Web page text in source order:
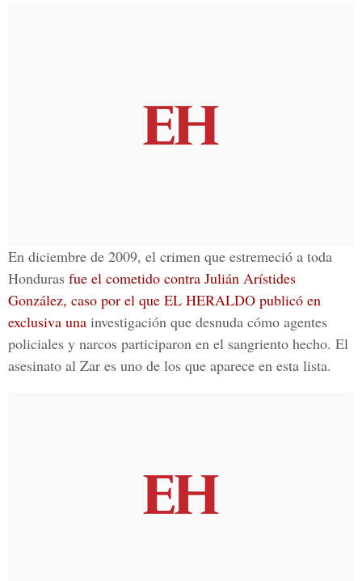
En diciembre de 2009, el crimen que estremeció a toda
Honduras fue el cometido contra Julián Arístides
González, caso por el que EL HERALDO publicó en
exclusiva una investigación que desnuda cómo agentes
policiales y narcos participaron en el sangriento hecho. El
asesinato al Zar es uno de los que aparece en esta lista.